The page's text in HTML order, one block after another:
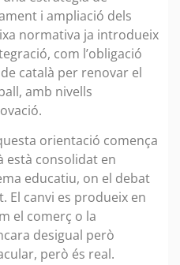
i ampliació dels
normativa ja introdueix
com l’obligació
català per renovar el
amb nivells
orientació comença
està consolidat en
educatiu, on el debat
El canvi es produeix en
el comerç o la
desigual però
però és real.